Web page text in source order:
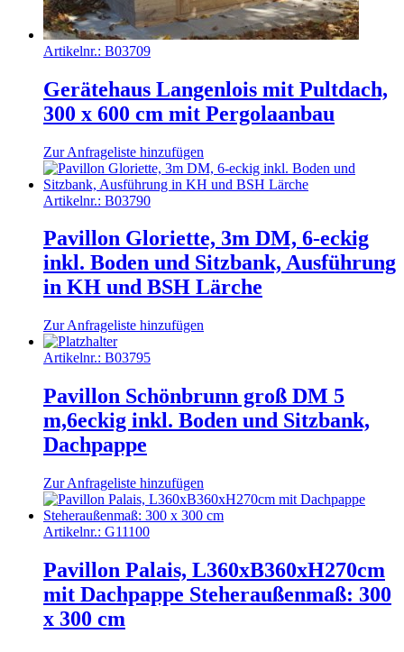
Artikelnr.: B03709
Gerätehaus Langenlois mit Pultdach,
300 x 600 cm mit Pergolaanbau
Zur Anfrageliste hinzufügen
Artikelnr.: B03790
Pavillon Gloriette, 3m DM, 6-eckig
inkl. Boden und Sitzbank, Ausführung
in KH und BSH Lärche
Zur Anfrageliste hinzufügen
Artikelnr.: B03795
Pavillon Schönbrunn groß DM 5
m,6eckig inkl. Boden und Sitzbank,
Dachpappe
Zur Anfrageliste hinzufügen
Artikelnr.: G11100
Pavillon Palais, L360xB360xH270cm
mit Dachpappe Steheraußenmaß: 300
x 300 cm